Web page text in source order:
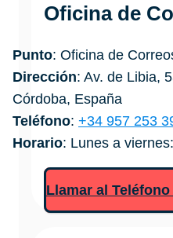
Oficina de
Punto: Oficina de
Dirección: Av. de Libia,
Córdoba, España
Teléfono: +34 957 253
Horario: Lunes a
Llamar al